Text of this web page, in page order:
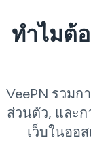
ทำไมต้
VeePN รวมก
ส่วนตัว, และ
เว็บในออ